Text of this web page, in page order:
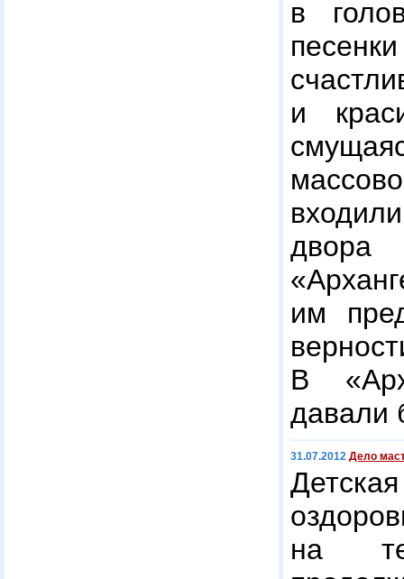
в
и
им
В
давали
31.07.2012 Дело
на